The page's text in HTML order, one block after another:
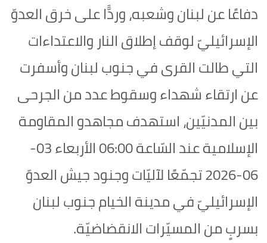
دفاعًا عن لبنان وشعبه، وردًّا على خرق العدوّ
الإسرائيليّ لوقف إطلاق النار والاعتداءات
التي طالت القرى في جنوب لبنان وأسفرت
عن ارتقاء شهداء وسقوط عدد من الجرحى
بين المدنيّين، استهدف مجاهدو المقاومة
الإسلامية عند السّاعة 06:00 الأربعاء 03-
06-2026‏ تجمّعًا لآليّات وجنود جيش العدوّ
الإسرائيليّ في مدينة الخيام جنوب لبنان
بسربٍ من المسيّرات الانقضاضيّة.